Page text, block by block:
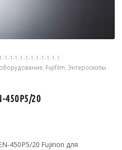
1-1-1-1-1-1-1-1-1-1
Fujifilm Энтероскопы
450P5/20
450P5/20 Fujinon для